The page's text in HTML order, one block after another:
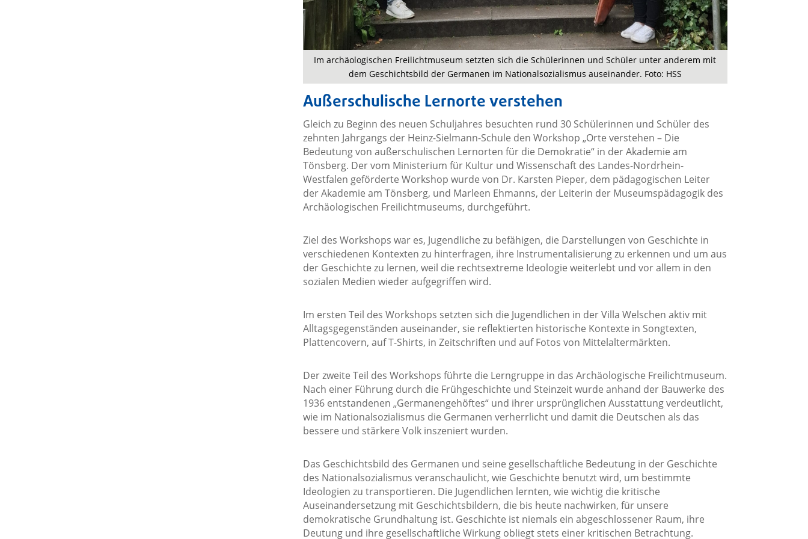
Im archäologischen Freilichtmuseum setzten sich die Schülerinnen und Schüler unter anderem mit
dem Geschichtsbild der Germanen im Nationalsozialismus auseinander. Foto: HSS
Außerschulische Lernorte verstehen
Gleich zu Beginn des neuen Schuljahres besuchten rund 30 Schülerinnen und Schüler des
zehnten Jahrgangs der Heinz-Sielmann-Schule den Workshop „Orte verstehen – Die
Bedeutung von außerschulischen Lernorten für die Demokratie“ in der Akademie am
Tönsberg. Der vom Ministerium für Kultur und Wissenschaft des Landes-Nordrhein-
Westfalen geförderte Workshop wurde von Dr. Karsten Pieper, dem pädagogischen Leiter
der Akademie am Tönsberg, und Marleen Ehmanns, der Leiterin der Museumspädagogik des
Archäologischen Freilichtmuseums, durchgeführt.
Ziel des Workshops war es, Jugendliche zu befähigen, die Darstellungen von Geschichte in
verschiedenen Kontexten zu hinterfragen, ihre Instrumentalisierung zu erkennen und um aus
der Geschichte zu lernen, weil die rechtsextreme Ideologie weiterlebt und vor allem in den
sozialen Medien wieder aufgegriffen wird.
Im ersten Teil des Workshops setzten sich die Jugendlichen in der Villa Welschen aktiv mit
Alltagsgegenständen auseinander, sie reflektierten historische Kontexte in Songtexten,
Plattencovern, auf T-Shirts, in Zeitschriften und auf Fotos von Mittelaltermärkten.
Der zweite Teil des Workshops führte die Lerngruppe in das Archäologische Freilichtmuseum.
Nach einer Führung durch die Frühgeschichte und Steinzeit wurde anhand der Bauwerke des
1936 entstandenen „Germanengehöftes“ und ihrer ursprünglichen Ausstattung verdeutlicht,
wie im Nationalsozialismus die Germanen verherrlicht und damit die Deutschen als das
bessere und stärkere Volk inszeniert wurden.
Das Geschichtsbild des Germanen und seine gesellschaftliche Bedeutung in der Geschichte
des Nationalsozialismus veranschaulicht, wie Geschichte benutzt wird, um bestimmte
Ideologien zu transportieren. Die Jugendlichen lernten, wie wichtig die kritische
Auseinandersetzung mit Geschichtsbildern, die bis heute nachwirken, für unsere
demokratische Grundhaltung ist. Geschichte ist niemals ein abgeschlossener Raum, ihre
Deutung und ihre gesellschaftliche Wirkung obliegt stets einer kritischen Betrachtung.